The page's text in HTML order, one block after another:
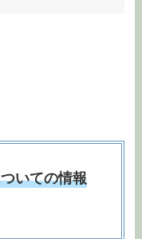
いての情報